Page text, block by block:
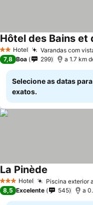
2 Estrelas
Hotel Varandas com
Hôtel des Bains et
7,8 Boa 299 a 1.7 km
Selecione as datas
exatos.
3 EstrelasHotel Piscina exterior
La Pinède
8,5 Excelente 545 a